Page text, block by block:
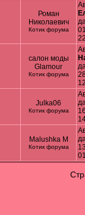
Роман
Николаевич
Котик форума
салон моды
Glamour
Котик форума
Julka06
Котик форума
Malushka M
Котик форума